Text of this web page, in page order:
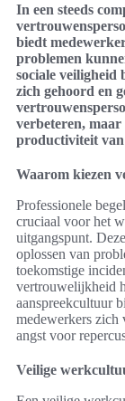
In een steeds
biedt
problemen
sociale veiligheid
zich gehoord en
verbeteren, maar
productiviteit van
Waarom kiezen
Professionele
cruciaal voor het
uitgangspunt.
oplossen van
toekomstige
vertrouwelijkheid
aanspreekcultuur
medewerkers zich
angst voor
Veilige